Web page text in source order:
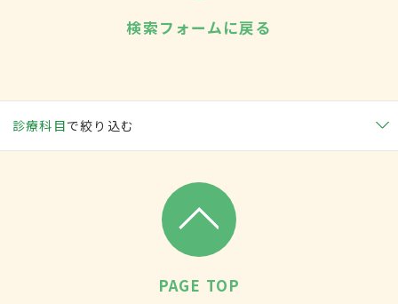
検索フォームに戻る
診療科目で絞り込む
PAGE TOP